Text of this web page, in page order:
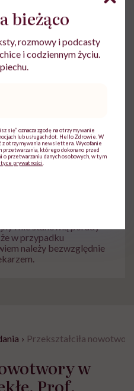
wydawczynią
Nowotwory
i nie stanowią porady
w przypadku
należy bezwzględnie
› Przekształciła
w
Prof.
bieżąco
rozmowy i podcasty
i codziennym życiu.
się” oznacza zgodę na otrzymywanie
lub usługach dot. Hello Zdrowie. W
z otrzymywania newslettera. Wycofanie
przetwarzania, którego dokonano przed
przetwarzaniu danych osobowych, w tym
prywatności